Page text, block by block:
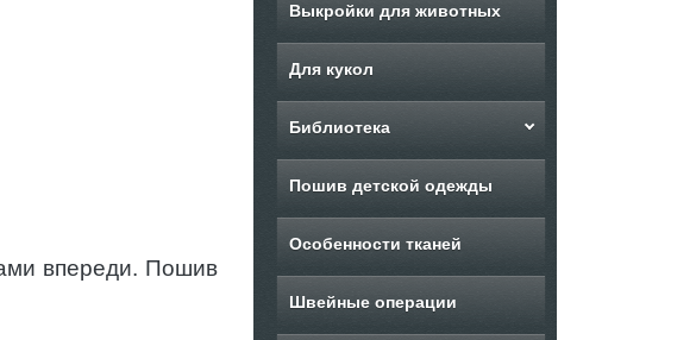
впереди. Пошив
Выкройки для животных
Для кукол
Библиотека
Пошив детской одежды
Особенности тканей
Швейные операции